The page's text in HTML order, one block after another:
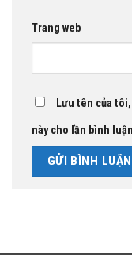
Trang web
Lưu tên của
này cho lần bình